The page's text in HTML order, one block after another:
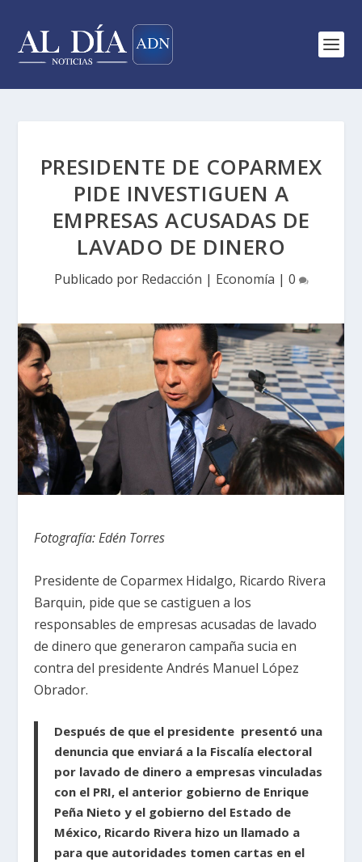
PRESIDENTE DE COPARMEX
PIDE INVESTIGUEN A
EMPRESAS ACUSADAS DE
LAVADO DE DINERO
Publicado por Redacción | Economía | 0
Fotografía: Edén Torres
Presidente de Coparmex Hidalgo, Ricardo Rivera
Barquin, pide que se castiguen a los
responsables de empresas acusadas de lavado
de dinero que generaron campaña sucia en
contra del presidente Andrés Manuel López
Obrador.
Después de que el presidente presentó una
denuncia que enviará a la Fiscalía electoral
por lavado de dinero a empresas vinculadas
con el PRI, el anterior gobierno de Enrique
Peña Nieto y el gobierno del Estado de
México, Ricardo Rivera hizo un llamado a
para que autoridades tomen cartas en el